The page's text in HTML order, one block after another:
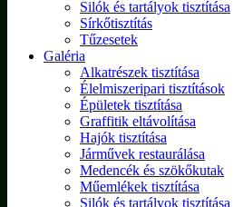
Silók és tartályok tisztítása
Sírkőtisztítás
Tűzesetek
Galéria
Alkatrészek tisztítása
Élelmiszeripari tisztítások
Épületek tisztítása
Graffitik eltávolítása
Hajók tisztítása
Járművek restaurálása
Medencék és szökőkutak
Műemlékek tisztítása
Silók és tartályok tisztítása